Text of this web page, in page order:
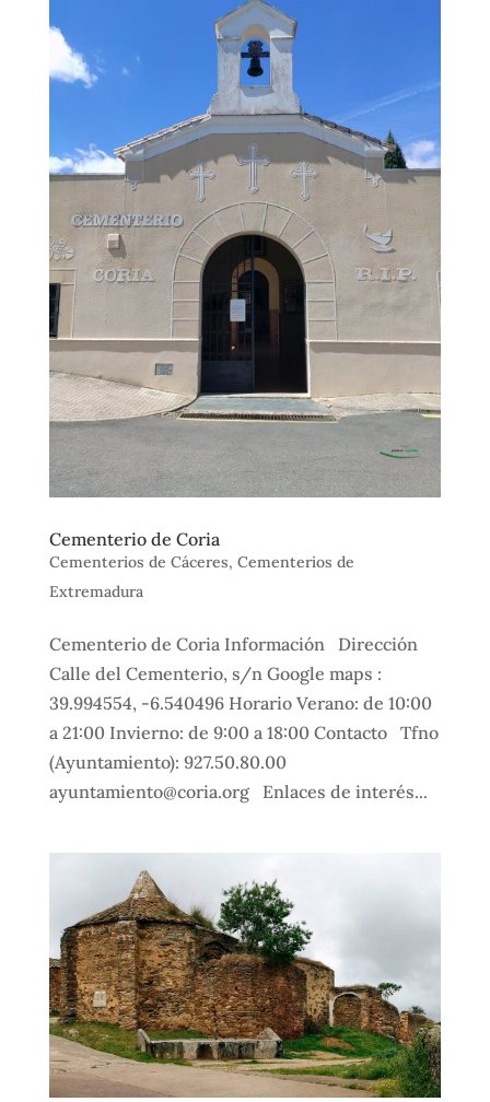
Cementerio de Coria
Cementerios de Cáceres, Cementerios de
Extremadura
Cementerio de Coria Información Dirección
Calle del Cementerio, s/n Google maps :
39.994554, -6.540496 Horario Verano: de 10:00
a 21:00 Invierno: de 9:00 a 18:00 Contacto Tfno
(Ayuntamiento): 927.50.80.00
ayuntamiento@coria.org Enlaces de interés...